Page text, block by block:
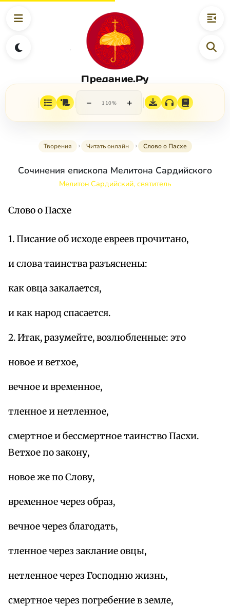
Предание.Ру
− 110% +
Творения Читать онлайн Слово о Пасхе
Сочинения епископа Мелитона Сардийского
Мелитон Сардийский, святитель
Слово о Пасхе
1. Писание об исходе евреев прочитано,
и слова таинства разъяснены:
как овца закалается,
и как народ спасается.
2. Итак, разумейте, возлюбленные: это
новое и ветхое,
вечное и временное,
тленное и нетленное,
смертное и бессмертное таинство Пасхи.
Ветхое по закону,
новое же по Слову,
временное через образ,
вечное через благодать,
тленное через заклание овцы,
нетленное через Господню жизнь,
смертное через погребение в земле,